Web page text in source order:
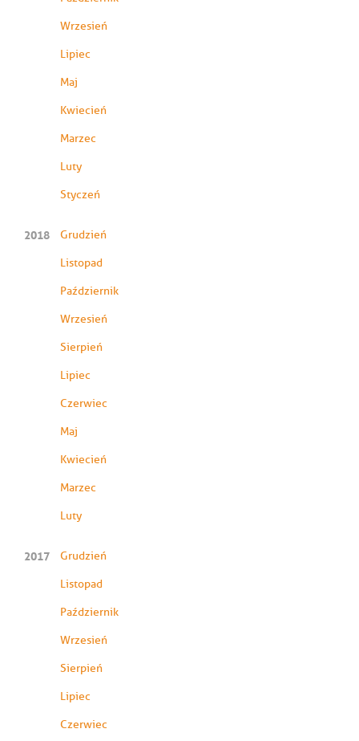
Wrzesień
Lipiec
Maj
Kwiecień
Marzec
Luty
Styczeń
2018 Grudzień
Listopad
Październik
Wrzesień
Sierpień
Lipiec
Czerwiec
Maj
Kwiecień
Marzec
Luty
2017 Grudzień
Listopad
Październik
Wrzesień
Sierpień
Lipiec
Czerwiec